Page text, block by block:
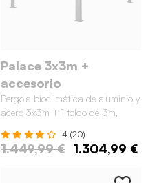
Palace 3x3m +
accesorio
Pergola bioclimática de aluminio y
acero 3x3m + 1 toldo de 3m,
4 (20)
1.449,99 € 1.304,99 €